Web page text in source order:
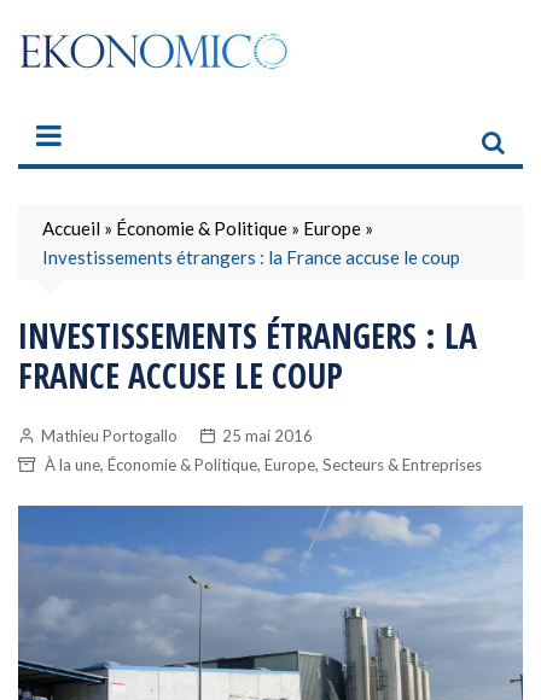
content
Accueil » Économie & Politique » Europe »
Investissements étrangers : la France accuse le coup
INVESTISSEMENTS ÉTRANGERS : LA
FRANCE ACCUSE LE COUP
Mathieu Portogallo
25 mai 2016
À la une, Économie & Politique, Europe, Secteurs & Entreprises